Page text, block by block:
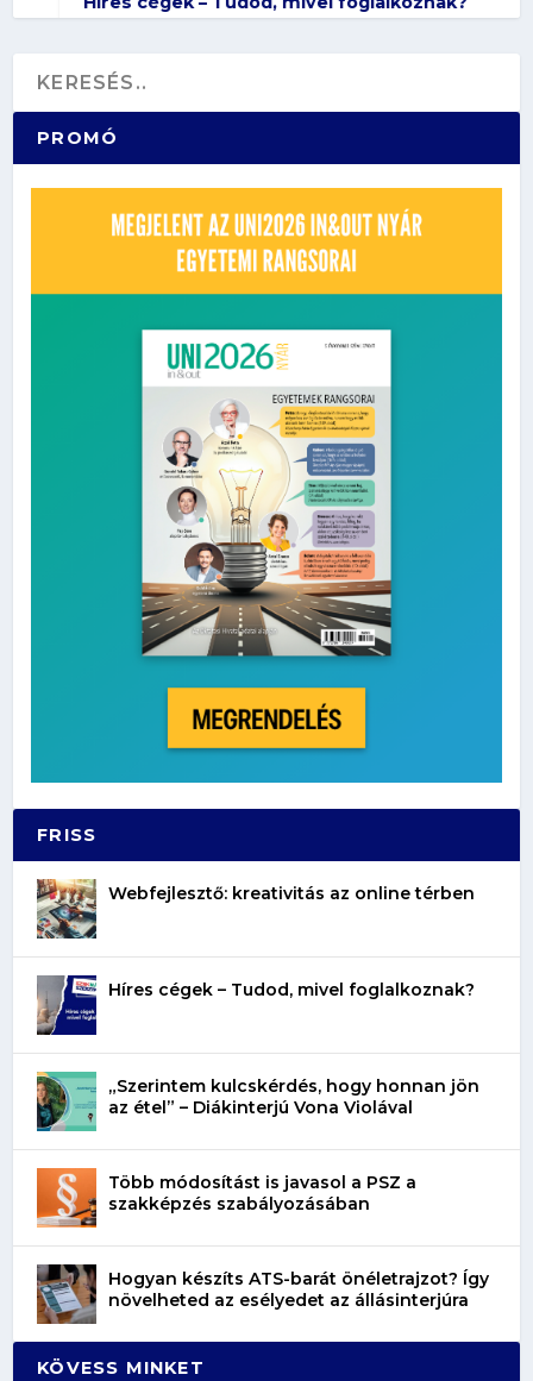
PROMÓ
FRISS
Webfejlesztő: kreativitás az online térben
Híres cégek – Tudod, mivel foglalkoznak?
„Szerintem kulcskérdés, hogy honnan jön
az étel” – Diákinterjú Vona Violával
Több módosítást is javasol a PSZ a
szakképzés szabályozásában
Hogyan készíts ATS-barát önéletrajzot? Így
növelheted az esélyedet az állásinterjúra
KÖVESS MINKET